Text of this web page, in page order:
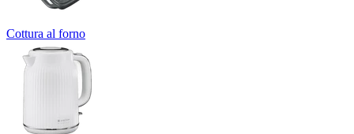
Cottura al forno